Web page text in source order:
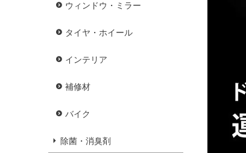
ウィンドウ・ミラー
タイヤ・ホイール
インテリア
補修材
バイク
除菌・消臭剤